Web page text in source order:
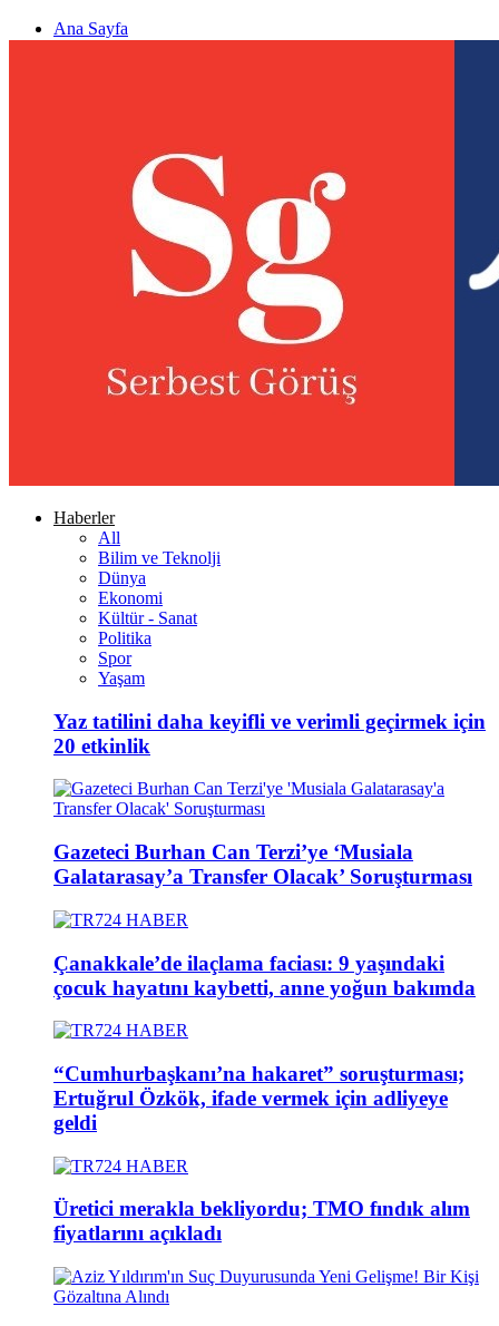
Ana Sayfa
Haberler
All
Bilim ve Teknolji
Dünya
Ekonomi
Kültür - Sanat
Politika
Spor
Yaşam
Yaz tatilini daha keyifli ve verimli geçirmek için
20 etkinlik
Gazeteci Burhan Can Terzi’ye ‘Musiala
Galatarasay’a Transfer Olacak’ Soruşturması
Çanakkale’de ilaçlama faciası: 9 yaşındaki
çocuk hayatını kaybetti, anne yoğun bakımda
“Cumhurbaşkanı’na hakaret” soruşturması;
Ertuğrul Özkök, ifade vermek için adliyeye
geldi
Üretici merakla bekliyordu; TMO fındık alım
fiyatlarını açıkladı